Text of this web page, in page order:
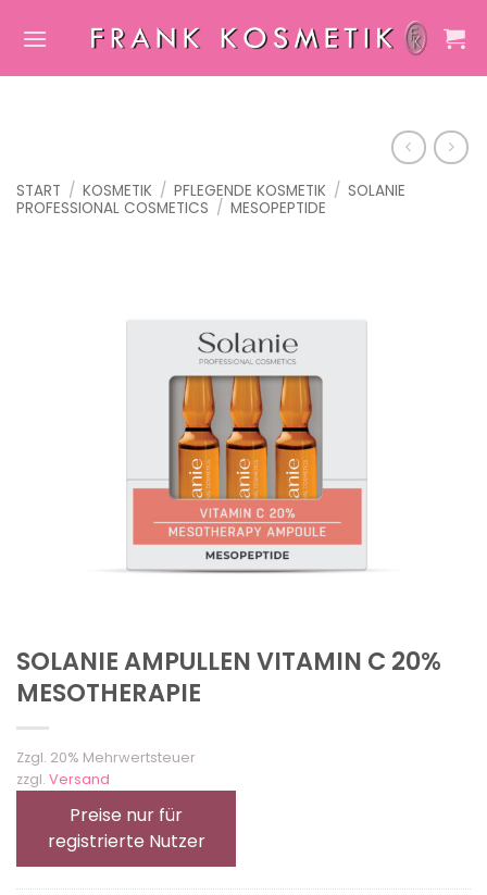
Inhalt
START / KOSMETIK / PFLEGENDE KOSMETIK / SOLANIE
PROFESSIONAL COSMETICS / MESOPEPTIDE
SOLANIE AMPULLEN VITAMIN C 20%
MESOTHERAPIE
Zzgl. 20% Mehrwertsteuer
zzgl. Versand
Preise nur für
registrierte Nutzer